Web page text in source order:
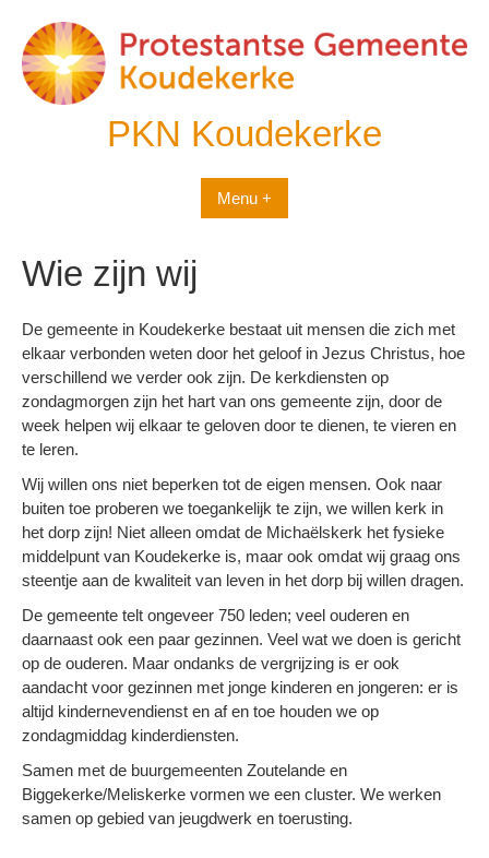
naar
inhoud
PKN Koudekerke
Menu +
Wie zijn wij
De gemeente in Koudekerke bestaat uit mensen die zich met
elkaar verbonden weten door het geloof in Jezus Christus, hoe
verschillend we verder ook zijn. De kerkdiensten op
zondagmorgen zijn het hart van ons gemeente zijn, door de
week helpen wij elkaar te geloven door te dienen, te vieren en
te leren.
Wij willen ons niet beperken tot de eigen mensen. Ook naar
buiten toe proberen we toegankelijk te zijn, we willen kerk in
het dorp zijn! Niet alleen omdat de Michaëlskerk het fysieke
middelpunt van Koudekerke is, maar ook omdat wij graag ons
steentje aan de kwaliteit van leven in het dorp bij willen dragen.
De gemeente telt ongeveer 750 leden; veel ouderen en
daarnaast ook een paar gezinnen. Veel wat we doen is gericht
op de ouderen. Maar ondanks de vergrijzing is er ook
aandacht voor gezinnen met jonge kinderen en jongeren: er is
altijd kindernevendienst en af en toe houden we op
zondagmiddag kinderdiensten.
Samen met de buurgemeenten Zoutelande en
Biggekerke/Meliskerke vormen we een cluster. We werken
samen op gebied van jeugdwerk en toerusting.